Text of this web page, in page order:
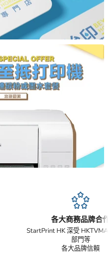
各大商務品牌合
StartPrint HK 深受
部門等
各大品牌信賴